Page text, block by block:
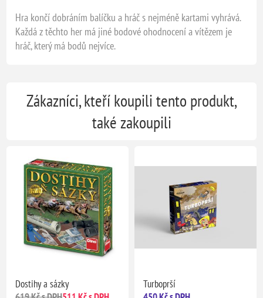
Hra končí dobráním balíčku a hráč s nejméně kartami vyhrává.
Každá z těchto her má jiné bodové ohodnocení a vítězem je
hráč, který má bodů nejvíce.
Zákazníci, kteří koupili tento produkt,
také zakoupili
Dostihy a sázky
Turboprší